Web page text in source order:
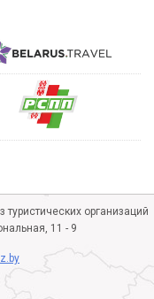
организаций
11 - 9